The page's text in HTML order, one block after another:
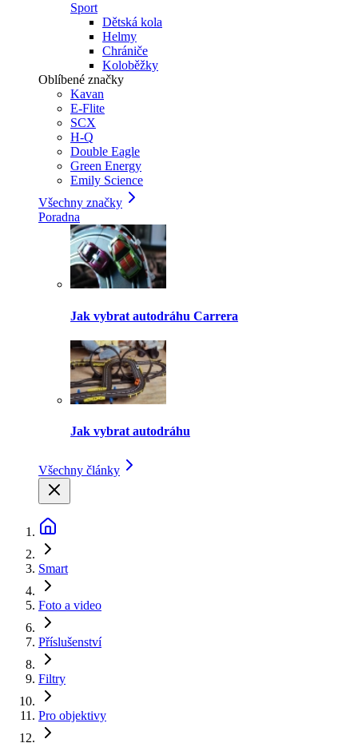
Sport
Dětská kola
Helmy
Chrániče
Koloběžky
Oblíbené značky
Kavan
E-Flite
SCX
H-Q
Double Eagle
Green Energy
Emily Science
Všechny značky
Poradna
Jak vybrat autodráhu Carrera
Jak vybrat autodráhu
Všechny články
Smart
Foto a video
Příslušenství
Filtry
Pro objektivy